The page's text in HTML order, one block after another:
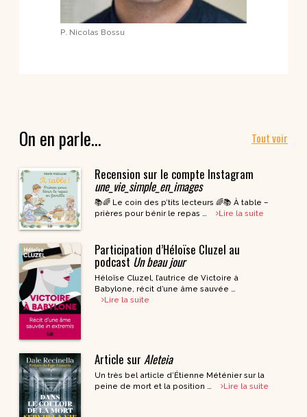
P. Nicolas Bossu
On en parle… Tout voir
Recension sur le compte Instagram
une_vie_simple_en_images
📚🌈 Le coin des p’tits lecteurs 🌈📚 À table –
prières pour bénir le repas …
Lire la suite
Participation d’Héloïse Cluzel au
podcast Un beau jour
Héloïse Cluzel, l’autrice de Victoire à
Babylone, récit d’une âme sauvée …
Lire la suite
Article sur Aleteia
Un très bel article d’Étienne Méténier sur la
peine de mort et la position …
Lire la suite